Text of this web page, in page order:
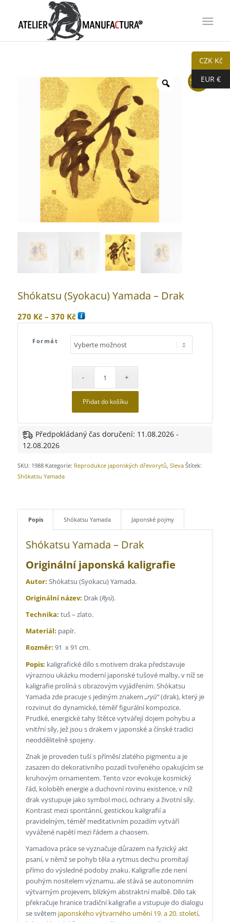
Sleva!
Shókatsu (Syokacu) Yamada – Drak
270 Kč – 370 KčRozpětí
270 Kč
až
370 Kč
Formát
Přidat do košíku
Předpokládaný čas doručení: 11.08.2026 -
12.08.2026
SKU: 1988 Kategorie: Reprodukce japonských dřevorytů, Sleva Štítek:
Shókatsu Yamada
Popis Shókatsu Yamada Japonské pojmy
Shókatsu Yamada – Drak
Originální japonská kaligrafie
Autor: Shókatsu (Syokacu) Yamada.
Originální název: Drak (Ryú).
Technika: tuš – zlato.
Materiál: papír.
Rozměr: 91 x 91 cm.
Popis: kaligrafické dílo s motivem draka představuje
výraznou ukázku moderní japonské tušové malby, v níž se
kaligrafie prolíná s obrazovým vyjádřením. Shókatsu
Yamada zde pracuje s jediným znakem „ryū“(drak), který je
rozvinut do dynamické, téměř figurální kompozice.
Prudké, energické tahy štětce vytvářejí dojem pohybu a
vnitřní síly, jež jsou s drakem v japonské a čínské tradici
neoddělitelně spojeny.
Znak je proveden tuší s příměsí zlatého pigmentu a je
zasazen do dekorativního pozadí tvořeného opakujícím se
kruhovým ornamentem. Tento vzor evokuje kosmický
řád, koloběh energie a duchovní rovinu existence, v níž
drak vystupuje jako symbol moci, ochrany a životní síly.
Kontrast mezi spontánní, gestickou kaligrafií a
pravidelným, téměř meditativním pozadím vytváří
vyvážené napětí mezi řádem a chaosem.
Yamadova práce se vyznačuje důrazem na fyzický akt
psaní, v němž se pohyb těla a rytmus dechu promítají
přímo do výsledné podoby znaku. Kaligrafie zde není
pouhým nositelem významu, ale stává se autonomním
výtvarným projevem, blízkým abstraktní malbě. Dílo tak
překračuje hranice tradiční kaligrafie a vstupuje do dialogu
se světem japonského výtvarného umění 19. a 20. století,
CZK Kč
EUR €